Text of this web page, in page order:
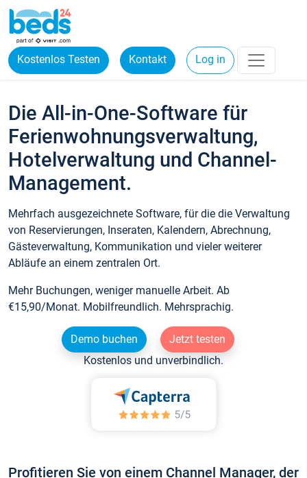
Kostenlos Testen Kontakt Log in
Die All-in-One-Software für
Ferienwohnungsverwaltung,
Hotelverwaltung und Channel-
Management.
Mehrfach ausgezeichnete Software, für die die Verwaltung
von Reservierungen, Inseraten, Kalendern, Abrechnung,
Gästeverwaltung, Kommunikation und vieler weiterer
Abläufe an einem zentralen Ort.
Mehr Buchungen, weniger manuelle Arbeit. Ab
€15,90/Monat. Mobilfreundlich. Mehrsprachig.
Demo buchen
Jetzt testen
Kostenlos und unverbindlich.
Profitieren Sie von einem Channel Manager, der